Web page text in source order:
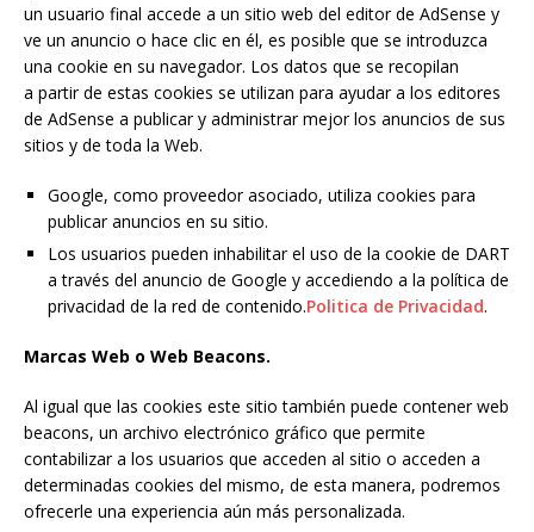
un usuario final accede a un sitio web del editor de AdSense y
ve un anuncio o hace clic en él, es posible que se introduzca
una cookie en su navegador. Los datos que se recopilan
a partirde estas cookies se utilizan para ayudar a los editores
de AdSense a publicar y administrar mejor los anuncios de sus
sitios y de toda la Web.
Google, como proveedor asociado, utiliza cookies para
publicar anuncios en su sitio.
Los usuarios pueden inhabilitar el uso de la cookie de DART
a través del anuncio de Google y accediendo a la política de
privacidad de la red de contenido.Politica de Privacidad.
Marcas Web o Web Beacons.
Al igual que las cookies este sitio también puede contener web
beacons, un archivo electrónico gráfico que permite
contabilizar a los usuarios que acceden al sitio o acceden a
determinadas cookies del mismo, de esta manera, podremos
ofrecerle una experiencia aún más personalizada.